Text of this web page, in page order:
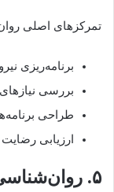
تمرکزهای اصلی
برنامه‌ریزی
بررسی
طراحی
ارزیابی
۵.